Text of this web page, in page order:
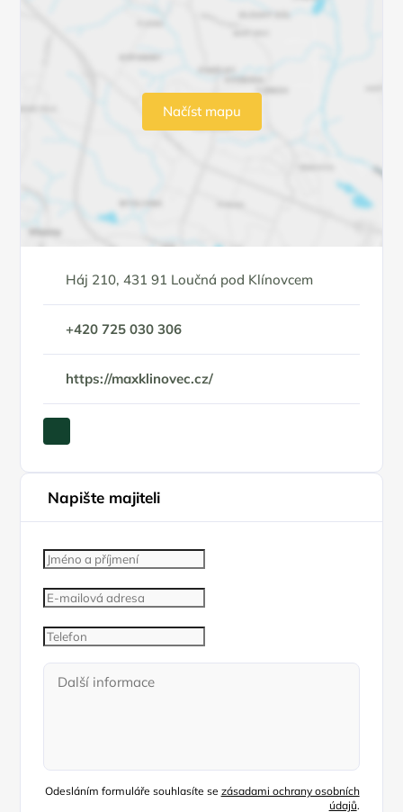
Načíst mapu
Háj 210, 431 91 Loučná pod Klínovcem
+420 725 030 306
https://maxklinovec.cz/
Napište majiteli
Odesláním formuláře souhlasíte se zásadami ochrany osobních
údajů.